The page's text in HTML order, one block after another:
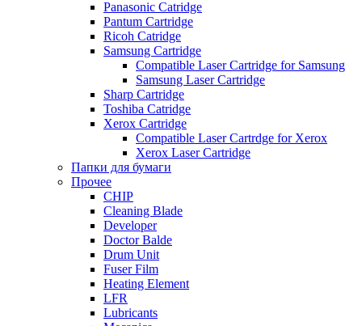
Panasonic Catridge
Pantum Cartridge
Ricoh Catridge
Samsung Cartridge
Compatible Laser Cartridge for Samsung
Samsung Laser Cartridge
Sharp Cartridge
Toshiba Catridge
Xerox Cartridge
Compatible Laser Cartrdge for Xerox
Xerox Laser Cartridge
Папки для бумаги
Прочее
CHIP
Cleaning Blade
Developer
Doctor Balde
Drum Unit
Fuser Film
Heating Element
LFR
Lubricants